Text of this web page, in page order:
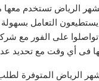
الرياض تستخدم
التعامل
على الفور مع
فى أي وقت مع تحديد
الرياض المتوفرة